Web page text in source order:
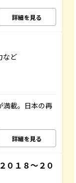
詳細を見る
など
満載。日本の再
詳細を見る
１８～２０